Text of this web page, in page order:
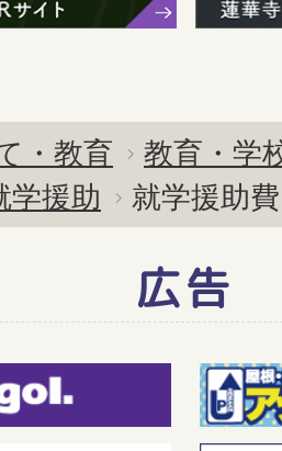
・教育
教育・学
学援助
就学援助費
広告